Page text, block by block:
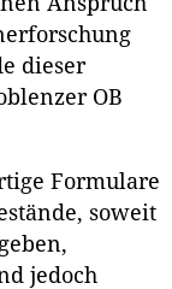
dieser
OB
Formulare
soweit
jedoch